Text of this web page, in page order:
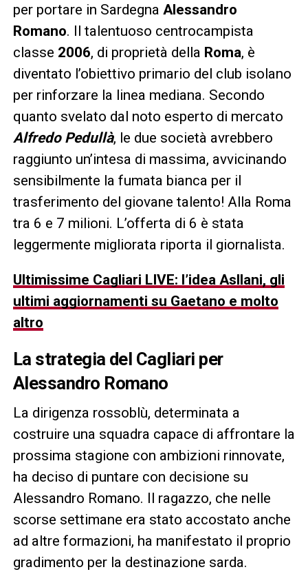
per portare in Sardegna Alessandro
Romano. Il talentuoso centrocampista
classe 2006, di proprietà della Roma, è
diventato l’obiettivo primario del club isolano
per rinforzare la linea mediana. Secondo
quanto svelato dal noto esperto di mercato
Alfredo Pedullà, le due società avrebbero
raggiunto un’intesa di massima, avvicinando
sensibilmente la fumata bianca per il
trasferimento del giovane talento! Alla Roma
tra 6 e 7 milioni. L’offerta di 6 è stata
leggermente migliorata riporta il giornalista.
Ultimissime Cagliari LIVE: l’idea Asllani, gli
ultimi aggiornamenti su Gaetano e molto
altro
La strategia del Cagliari per
Alessandro Romano
La dirigenza rossoblù, determinata a
costruire una squadra capace di affrontare la
prossima stagione con ambizioni rinnovate,
ha deciso di puntare con decisione su
Alessandro Romano. Il ragazzo, che nelle
scorse settimane era stato accostato anche
ad altre formazioni, ha manifestato il proprio
gradimento per la destinazione sarda.